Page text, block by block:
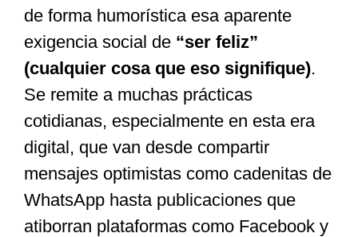
Nacional
Opinión
Cultura
Nosotros
de forma humorística esa aparente
exigencia social de “ser feliz”
(cualquier cosa que eso signifique).
Se remite a muchas prácticas
cotidianas, especialmente en esta era
digital, que van desde compartir
mensajes optimistas como cadenitas de
WhatsApp hasta publicaciones que
atiborran plataformas como Facebook y